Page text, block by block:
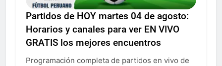
Partidos de HOY martes 04 de agosto:
Horarios y canales para ver EN VIVO
GRATIS los mejores encuentros
Programación completa de partidos en vivo de